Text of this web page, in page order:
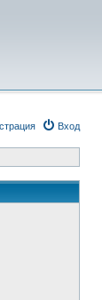
Вход